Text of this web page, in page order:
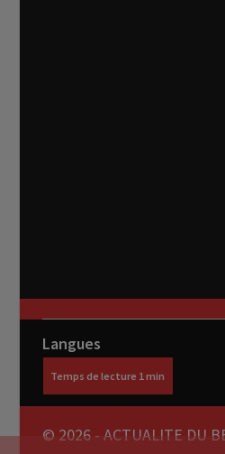
Langues
© 2026 - ACTUALITE DU